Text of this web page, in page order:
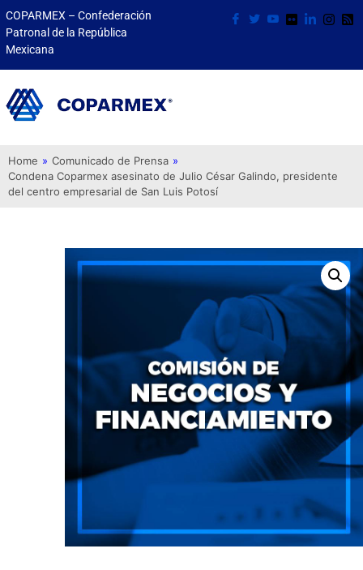
COPARMEX – Confederación
Patronal de la República
Mexicana
Home » Comunicado de Prensa »
Condena Coparmex asesinato de Julio César Galindo, presidente
del centro empresarial de San Luis Potosí